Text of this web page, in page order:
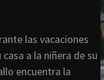
las vacaciones
a la niñera de su
encuentra la